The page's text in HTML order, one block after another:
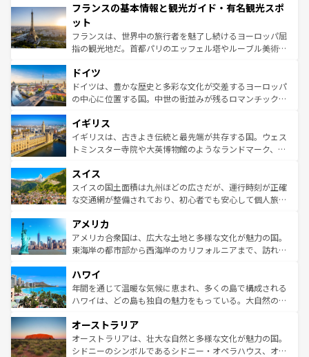
ませてくれるイタリアで、忘れられない旅をしてみよう！
なお、新着のイタリア情報は
しい。
文化が根付くこの国では、情熱的なフラメンコ、熱気あふ
れる闘牛、そして美味しいタパスが生活の一部となってい
る。首都マドリードの洗練された雰囲気や、バルセロナの
アートに溢れた街角から、地方では古代ローマ遺跡や中世
せる。地方によって風土や気候が異なるスペインはその個
性で訪れる人を魅了する。 なお、新着のスペイン情報は コ
ンテンツ一覧を参照してほしい。
フランスの基本情報と観光ガイド・有名観光スポ
ット
フランスは、世界中の旅行者を魅了し続けるヨーロッパ屈
指の観光地だ。首都パリのエッフェル塔やルーブル美術館
で、幅広い魅力が詰まっている。華麗な宮殿、歴史的な大
聖堂、美しいビーチ、そして豊かな自然が、訪れる者を心
から魅了する。また、フランスは美食の国としても知ら
いる。シャンパンの発祥地であるランス、プロヴァンスの
香り高いラベンダー畑など、多彩な楽しみ方が可能だ。さ
らに、パリ以外の地域にも魅力が溢れており、どの街角に
れる地方に足を運ぶとそれぞれで全く異なる文化を体験で
きるだろう。 なお、新着のフランス情報はコンテンツ一覧
を参照してほしい。
ドイツ
ドイツは、豊かな歴史と多彩な文化が交差するヨーロッパ
の中心に位置する国。中世の街並みが残るロマンチック街
顔を持つこの国は、どこを歩いても飽きることがない。ベ
ルリンの文化的活気、バイエルン州のアルプスの絶景、そ
してライン川沿いのワイン畑といった風景は必見。ビール
は、お酒好きな人にはぜひ体験してほしい。 なお、新着の
ドイツ情報はコンテンツ一覧を参照してほしい。
イギリス
イギリスは、古きよき伝統と最先端が共存する国。ウェス
トミンスター寺院や大英博物館のようなランドマーク、歴
リアごとに異なる魅力がある。また、優雅なアフタヌーン
ティー、ビール好きにはたまらない英国パブ、サッカー観
戦など、本場だからこそできる体験も豊富。イギリスを旅
ンツ一覧を参照してほしい。
スイス
スイスの国土面積は九州ほどの広さだが、運行時刻が正確
な交通網が整備されており、初心者でも安心して個人旅行
の建物がそのまま残る町や、スイスならではのユニークな
博物館もあり、アルプス観光だけでなく町歩きも満喫する
ことができる。国民の所得が高いため物価も高いが、旅行
ば市内交通費無料で観光を楽しむこともできる。 なお、新
着のスイス情報はコンテンツ一覧 を参照してほしい。
アメリカ
アメリカ合衆国は、広大な土地と多様な文化が魅力の国。
東海岸の都市部から西海岸のカリフォルニアまで、訪れる
のような巨大都市は、観光、ショッピング、エンターテイ
ンメントが詰まった刺激的なスポットだ。一方、アメリカ
西部には大自然が広がり、グランドキャニオンやイエロー
部のニューオーリンズでは、音楽と美食が融合した独特の
文化が魅力。旅行者はアメリカの各地域で異なる魅力を楽
しみながら、その多様性と豊かな歴史を感じることができ
ハワイ
年間を通じて温暖な気候に恵まれ、多くの島で構成される
ハワイは、どの島も独自の魅力をもっている。大自然の神
ワイ島は見逃せない。また、定番の観光地といえばオアフ
島だが、静かな自然を求めるならマウイ島やカウアイ島が
おすすめ。エメラルドグリーンに輝く海をはじめ、豊かな
オーストラリア
オーストラリアは、壮大な自然と多様な文化が魅力の国。
シドニーのシンボルであるシドニー・オペラハウス、オー